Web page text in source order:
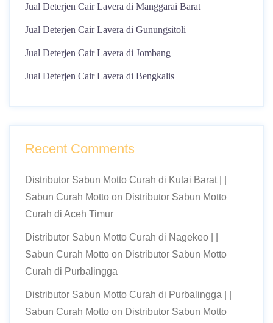
Jual Deterjen Cair Lavera di Manggarai Barat
Jual Deterjen Cair Lavera di Gunungsitoli
Jual Deterjen Cair Lavera di Jombang
Jual Deterjen Cair Lavera di Bengkalis
Recent Comments
Distributor Sabun Motto Curah di Kutai Barat | |
Sabun Curah Motto on Distributor Sabun Motto
Curah di Aceh Timur
Distributor Sabun Motto Curah di Nagekeo | |
Sabun Curah Motto on Distributor Sabun Motto
Curah di Purbalingga
Distributor Sabun Motto Curah di Purbalingga | |
Sabun Curah Motto on Distributor Sabun Motto